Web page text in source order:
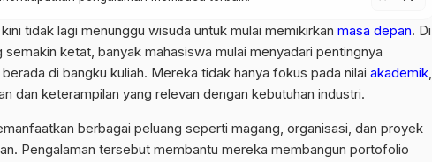
tidak lagi menunggu wisuda untuk mulai memikirkan masa depan. Di
ketat, banyak mahasiswa mulai menyadari pentingnya
di bangku kuliah. Mereka tidak hanya fokus pada nilai akademik,
dan keterampilan yang relevan dengan kebutuhan industri.
berbagai peluang seperti magang, organisasi, dan proyek
Pengalaman tersebut membantu mereka membangun portofolio